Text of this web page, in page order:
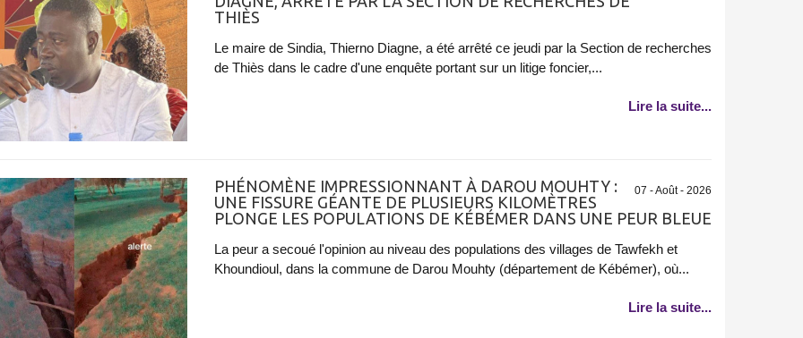
THIÈS
Le maire de Sindia, Thierno Diagne, a été arrêté ce jeudi par la Section de recherches
de Thiès dans le cadre d'une enquête portant sur un litige foncier,...
Lire la suite...
07 - Août - 2026
PHÉNOMÈNE IMPRESSIONNANT À DAROU MOUHTY :
UNE FISSURE GÉANTE DE PLUSIEURS KILOMÈTRES
PLONGE LES POPULATIONS DE KÉBÉMER DANS UNE PEUR BLEUE
La peur a secoué l'opinion au niveau des populations des villages de Tawfekh et
Khoundioul, dans la commune de Darou Mouhty (département de Kébémer), où...
Lire la suite...